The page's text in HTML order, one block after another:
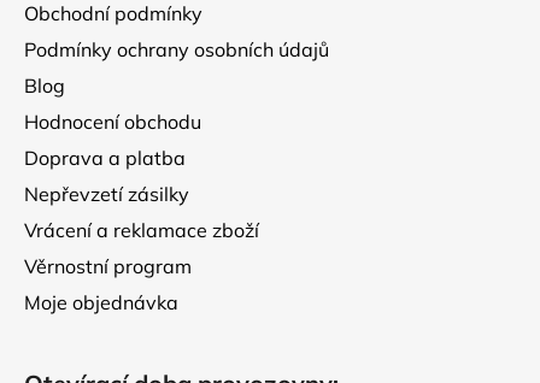
i
Obchodní podmínky
Podmínky ochrany osobních údajů
Blog
Hodnocení obchodu
Doprava a platba
Nepřevzetí zásilky
Vrácení a reklamace zboží
Věrnostní program
Moje objednávka